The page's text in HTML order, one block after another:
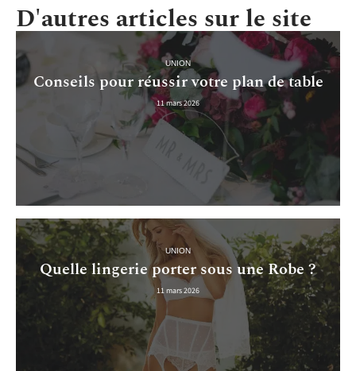
D'autres articles sur le site
UNION
Conseils pour réussir votre plan de table
11 mars 2026
UNION
Quelle lingerie porter sous une Robe ?
11 mars 2026